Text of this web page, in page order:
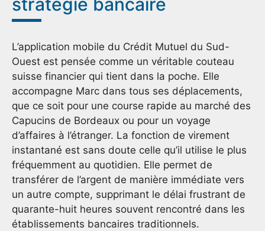
stratégie bancaire
L’application mobile du Crédit Mutuel du Sud-
Ouest est pensée comme un véritable couteau
suisse financier qui tient dans la poche. Elle
accompagne Marc dans tous ses déplacements,
que ce soit pour une course rapide au marché des
Capucins de Bordeaux ou pour un voyage
d’affaires à l’étranger. La fonction de virement
instantané est sans doute celle qu’il utilise le plus
fréquemment au quotidien. Elle permet de
transférer de l’argent de manière immédiate vers
un autre compte, supprimant le délai frustrant de
quarante-huit heures souvent rencontré dans les
établissements bancaires traditionnels.